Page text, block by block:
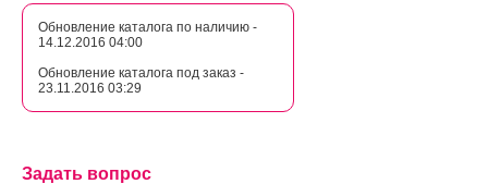
Обновление каталога по наличию -
14.12.2016 04:00
Обновление каталога под заказ -
23.11.2016 03:29
Задать вопрос